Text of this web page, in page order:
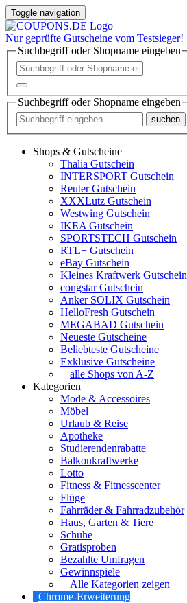
Toggle navigation
Nur geprüfte Gutscheine vom Testsieger!
Suchbegriff oder Shopname eingeben
Suchbegriff oder Shopname eingeben
suchen
Shops & Gutscheine
Thalia Gutschein
INTERSPORT Gutschein
Reuter Gutschein
XXXLutz Gutschein
Westwing Gutschein
IKEA Gutschein
SPORTSTECH Gutschein
RTL+ Gutschein
eBay Gutschein
Kleines Kraftwerk Gutschein
congstar Gutschein
Anker SOLIX Gutschein
HelloFresh Gutschein
MEGABAD Gutschein
Neueste Gutscheine
Beliebteste Gutscheine
Exklusive Gutscheine
alle Shops von A-Z
Kategorien
Mode & Accessoires
Möbel
Urlaub & Reise
Apotheke
Studierendenrabatte
Balkonkraftwerke
Lotto
Fitness & Fitnesscenter
Flüge
Fahrräder & Fahrradzubehör
Haus, Garten & Tiere
Schuhe
Gratisproben
Bezahlte Umfragen
Gewinnspiele
Alle Kategorien zeigen
Chrome-Erweiterung